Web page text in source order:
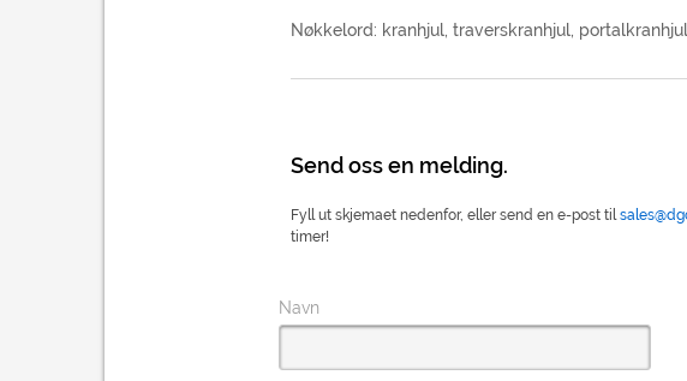
Nøkkelord: kranhjul, traverskranhjul,
Send oss en melding.
Fyll ut skjemaet nedenfor, eller send en e-post til
timer!
Navn